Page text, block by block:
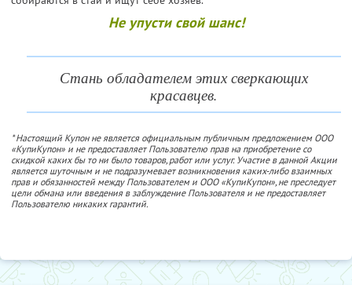
Не упусти свой шанс!
Стань обладателем этих сверкающих
красавцев.
* Настоящий Купон не является официальным публичным предложением ООО
«КупиКупон» и не предоставляет Пользователю прав на приобретение со
скидкой каких бы то ни было товаров, работ или услуг. Участие в данной Акции
является шуточным и не подразумевает возникновения каких-либо взаимных
прав и обязанностей между Пользователем и ООО «КупиКупон», не преследует
цели обмана или введения в заблуждение Пользователя и не предоставляет
Пользователю никаких гарантий.